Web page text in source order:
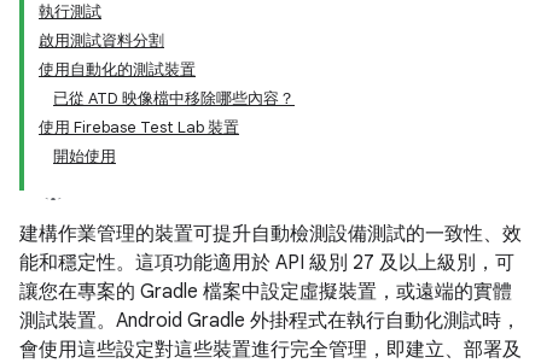
執行測試
啟用測試資料分割
使用自動化的測試裝置
已從 ATD 映像檔中移除哪些內容？
使用 Firebase Test Lab 裝置
開始使用
建構作業管理的裝置可提升自動檢測設備測試的一致性、效
能和穩定性。這項功能適用於 API 級別 27 及以上級別，可
讓您在專案的 Gradle 檔案中設定虛擬裝置，或遠端的實體
測試裝置。Android Gradle 外掛程式在執行自動化測試時，
會使用這些設定對這些裝置進行完全管理，即建立、部署及